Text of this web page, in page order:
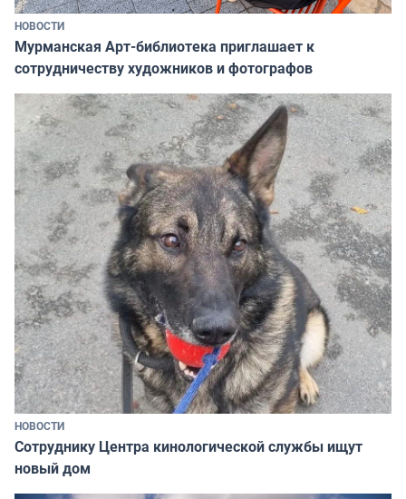
НОВОСТИ
Мурманская Арт-библиотека приглашает к
сотрудничеству художников и фотографов
НОВОСТИ
Сотруднику Центра кинологической службы ищут
новый дом